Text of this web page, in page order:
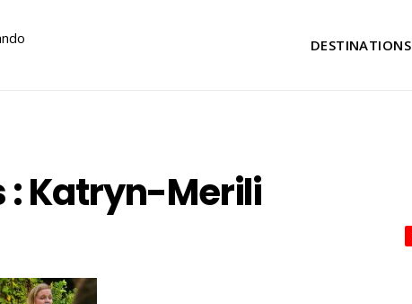
DESTINATIONS
: Katryn-Merili